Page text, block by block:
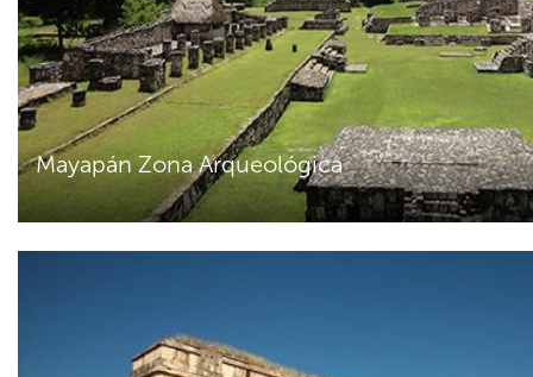
Mayapán Zona Arqueológica